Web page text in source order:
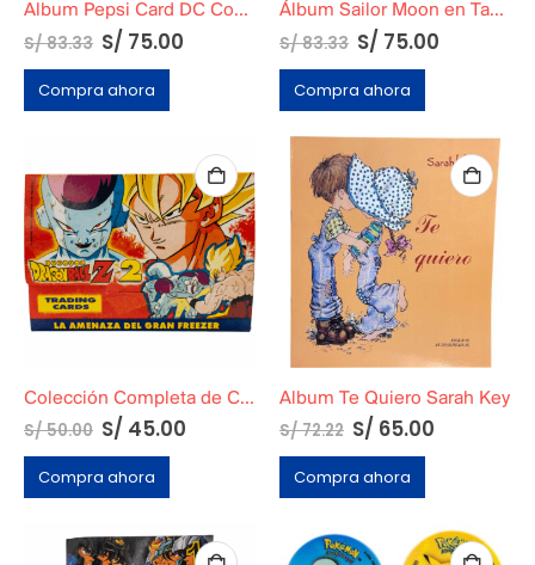
Album Pepsi Card DC Completo
S/83.33 S/ 75.00
Compra ahora
Álbum Sailor Moon en Tapa Dura
S/83.33 S/ 75.00
Compra ahora
Colección Completa de Cards de Dragon Ball Z2: La Amenaza del Gran Freezer
S/50.00 S/ 45.00
Compra ahora
Album Te Quiero Sarah Key
S/72.22 S/ 65.00
Compra ahora